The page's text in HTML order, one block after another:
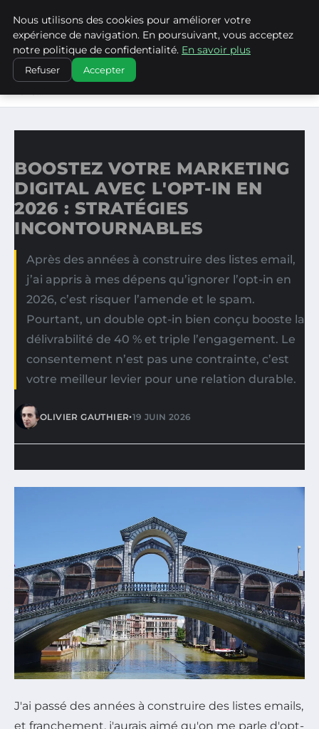
LA VANGUARDIA DEL SUR
ACCUEIL
BOOSTEZ VOTRE MARKETING DIGITAL AVEC L'OPT-IN EN
BOOSTEZ VOTRE MARKETING
DIGITAL AVEC L'OPT-IN EN
2026 : STRATÉGIES
INCONTOURNABLES
Après des années à construire des listes email,
j’ai appris à mes dépens qu’ignorer l’opt-in en
2026, c’est risquer l’amende et le spam.
Pourtant, un double opt-in bien conçu booste la
délivrabilité de 40 % et triple l’engagement. Le
consentement n’est pas une contrainte, c’est
votre meilleur levier pour une relation durable.
OLIVIER GAUTHIER•19 JUIN 2026
J'ai passé des années à construire des listes emails,
et franchement, j'aurais aimé qu'on me parle d'opt-
Nous utilisons des cookies pour améliorer votre
expérience de navigation. En poursuivant, vous acceptez
notre politique de confidentialité. En savoir plus
Refuser Accepter